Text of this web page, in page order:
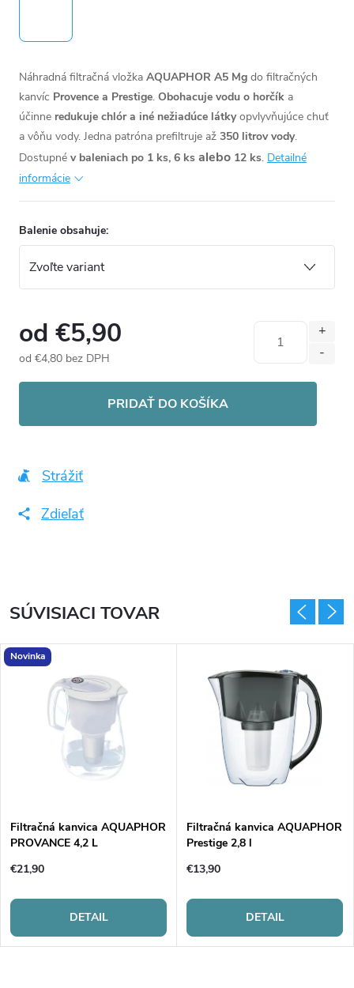
Náhradná filtračná vložka AQUAPHOR A5 Mg do filtračných
kanvíc Provence a Prestige. Obohacuje vodu o horčík a
účinne redukuje chlór a iné nežiadúce látkyopvlyvňujúce chuť
a vôňu vody. Jedna patróna prefiltruje až 350 litrovvody.
Dostupné v baleniach po 1 ks, 6 ks alebo 12 ks. Detailné
informácie
Balenie obsahuje:
od €5,90
od €4,80 bez DPH
PRIDAŤ DO KOŠÍKA
Strážiť
Zdieľať
SÚVISIACI TOVAR
Novinka
Filtračná kanvica AQUAPHOR
PROVANCE 4,2 L
€21,90
DETAIL
Filtračná kanvica AQUAPHOR
Prestige 2,8 l
€13,90
DETAIL